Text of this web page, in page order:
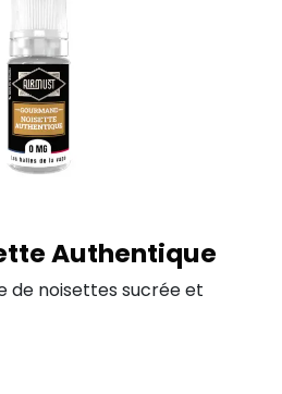
Authentique
de noisettes sucrée et